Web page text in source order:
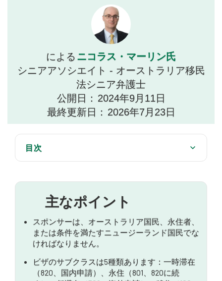
による ニコラス・マーリン氏
シニアアソシエイト - オーストラリア移民
法シニア弁護士
公開日： 2024年9月11日
最終更新日： 2026年7月23日
目次
特別な配慮
パートナービザ申請手続きに関するよくある質問
主なポイント
スポンサーは、オーストラリア国民、永住者、
または条件を満たすニュージーランド国民でな
ければなりません。
ビザのサブクラスは5種類あります：一時滞在
（820、国内申請）、永住（801、820に続